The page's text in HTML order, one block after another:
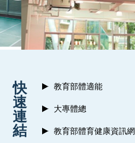
快
速
連
結
教育部體適能
大專體總
教育部體育健康資訊網